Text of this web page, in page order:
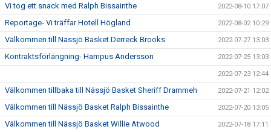
Vi tog ett snack med Ralph Bissainthe 2022-08-10 17:07
Reportage- Vi träffar Hotell Högland 2022-08-02 10:29
Välkommen till Nässjö Basket Derreck Brooks 2022-07-27 13:03
Kontraktsförlängning- Hampus Andersson 2022-07-25 13:03
2022-07-23 12:44
Välkommen tillbaka till Nässjö Basket Sheriff Drammeh 2022-07-21 12:02
Välkommen till Nässjö Basket Ralph Bissainthe 2022-07-20 13:05
Välkommen till Nässjö Basket Willie Atwood 2022-07-18 17:11